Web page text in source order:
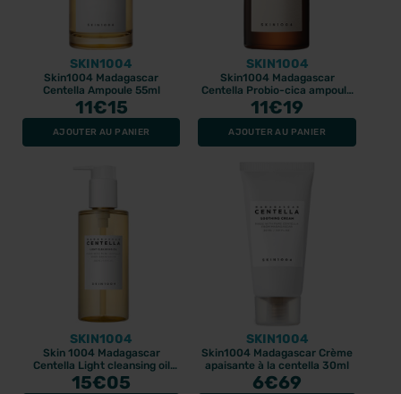
SKIN1004
Skin1004 Madagascar
Centella Ampoule 55ml
11€15
AJOUTER AU PANIER
SKIN1004
Skin1004 Madagascar
Centella Probio-cica ampoule
intensive 30ml
11€19
AJOUTER AU PANIER
SKIN1004
Skin 1004 Madagascar
Centella Light cleansing oil
200ml
15€05
SKIN1004
Skin1004 Madagascar Crème
apaisante à la centella 30ml
6€69